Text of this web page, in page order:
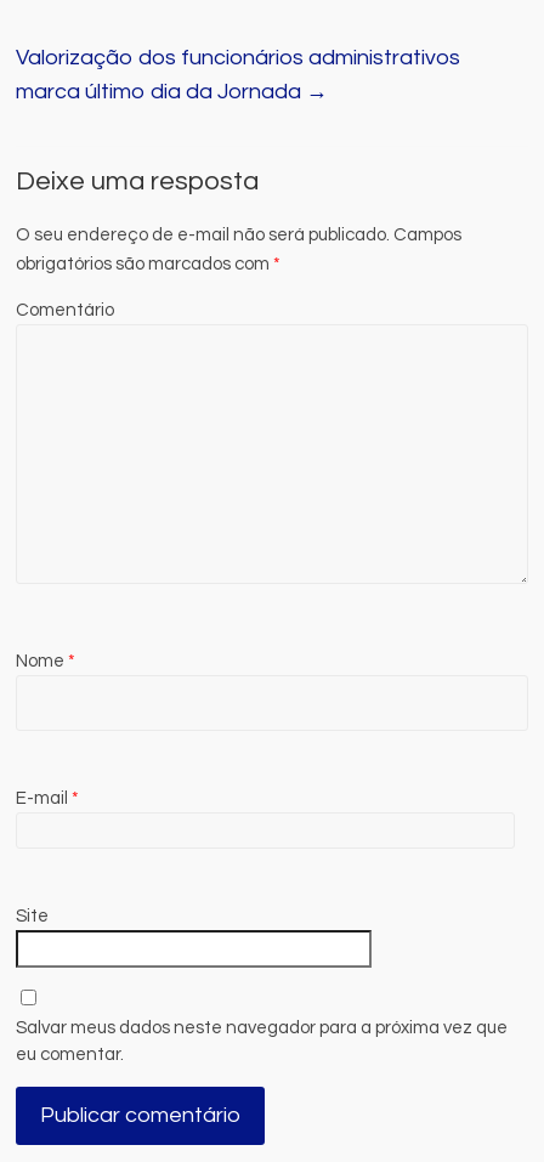
Valorização dos funcionários administrativos
marca último dia da Jornada →
Deixe uma resposta
O seu endereço de e-mail não será publicado. Campos
obrigatórios são marcados com*
Comentário
Nome*
E-mail*
Site
Salvar meus dados neste navegador para a próxima vez que
eu comentar.